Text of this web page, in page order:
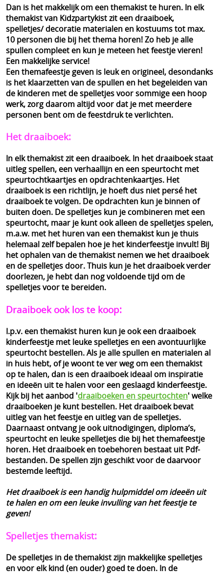
Dan is het makkelijk om een themakist te huren. In elk
themakist van Kidzpartykist zit een draaiboek,
spelletjes/ decoratie materialen en kostuums tot max.
10 personen die bij het thema horen! Zo heb je alle
spullen compleet en kun je meteen het feestje vieren!
Een makkelijke service!
Een themafeestje geven is leuk en origineel, desondanks
is het klaarzetten van de spullen en het begeleiden van
de kinderen met de spelletjes voor sommige een hoop
werk, zorg daarom altijd voor dat je met meerdere
personen bent om de feestdruk te verlichten.
Het draaiboek:
In elk themakist zit een draaiboek. In het draaiboek staat
uitleg spellen, een verhaallijn en een speurtocht met
speurtochtkaartjes en opdrachtenkaartjes. Het
draaiboek is een richtlijn, je hoeft dus niet persé het
draaiboek te volgen. De opdrachten kun je binnen of
buiten doen. De spelletjes kun je combineren met een
speurtocht, maar je kunt ook alleen de spelletjes spelen,
m.a.w. met het huren van een themakist kun je thuis
helemaal zelf bepalen hoe je het kinderfeestje invult! Bij
het ophalen van de themakist nemen we het draaiboek
en de spelletjes door. Thuis kun je het draaiboek verder
doorlezen, je hebt dan nog voldoende tijd om de
spelletjes voor te bereiden.
Draaiboek ook los te koop:
I.p.v. een themakist huren kun je ook een draaiboek
kinderfeestje met leuke spelletjes en een avontuurlijke
speurtocht bestellen. Als je alle spullen en materialen al
in huis hebt, of je woont te ver weg om een themakist
op te halen, dan is een draaiboek ideaal om inspiratie
en ideeën uit te halen voor een geslaagd kinderfeestje.
Kijk bij het aanbod 'draaiboeken en speurtochten' welke
draaiboeken je kunt bestellen. Het draaiboek bevat
uitleg van het feestje en uitleg van de spelletjes.
Daarnaast ontvang je ook uitnodigingen, diploma’s,
speurtocht en leuke spelletjes die bij het themafeestje
horen. Het draaiboek en toebehoren bestaat uit Pdf-
bestanden. De spellen zijn geschikt voor de daarvoor
bestemde leeftijd.
Het draaiboek is een handig hulpmiddel om ideeën uit
te halen en om een leuke invulling van het feestje te
geven!
Spelletjes themakist:
De spelletjes in de themakist zijn makkelijke spelletjes
en voor elk kind (en ouder) goed te doen. In de